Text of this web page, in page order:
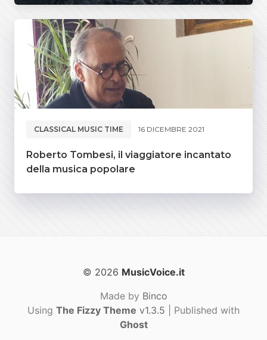
CLASSICAL MUSIC TIME 16 DICEMBRE 2021
Roberto Tombesi, il viaggiatore incantato
della musica popolare
© 2026 MusicVoice.it
Made by Binco
Using The Fizzy Theme v1.3.5 | Published with
Ghost